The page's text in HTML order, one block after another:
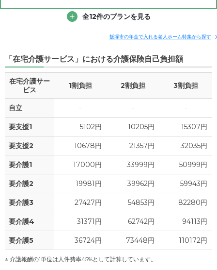
4
3 万円
食費 ? 1.3 万円
水道・光熱費 0
?
その他 0.4
介護保険料 -
入居金
その他費用
補足情報
家賃 4 万円
管理費 ? 3 万円
食費 ? 1.3
水道・光熱費 0 万円
上乗せ介護費 ? 0 万円
その他 0.5
介護保険料 - 万円
全12件のプランを見る
飯塚市の年金で入れる老人ホーム特集から探す
「在宅介護サービス」における介護保険自己負担額
在宅介護サー
ビス
1割負担 2割負担 3割負担
自立 - - -
要支援1 5102円 10205円 15307円
要支援2 10678円 21357円 32035円
要介護1 17000円 33999円 50999円
要介護2 19981円 39962円 59943円
要介護3 27427円 54853円 82280円
要介護4 31371円 62742円 94113円
要介護5 36724円 73448円 110172円
※ 介護報酬の1単位は人件費率45%として計算しています。